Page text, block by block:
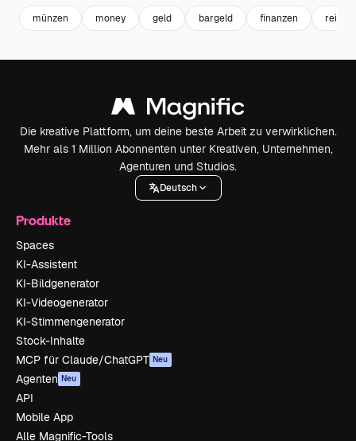
münzen money geld bargeld finanzen
Die kreative Plattform, um deine beste Arbeit zu verwirklichen.
Mehr als 1 Million Abonnenten unter Kreativen, Unternehmen,
Agenturen und Studios.
Deutsch
Produkte
Spaces
KI-Assistent
KI-Bildgenerator
KI-Videogenerator
KI-Stimmengenerator
Stock-Inhalte
MCP für Claude/ChatGPT Neu
Agenten Neu
API
Mobile App
Alle Magnific-Tools